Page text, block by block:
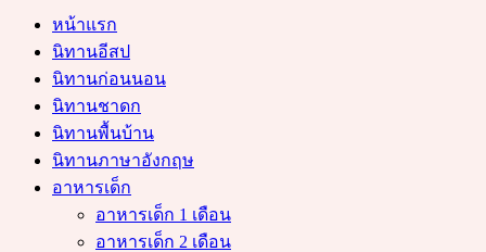
หน้าแรก
นิทานอีสป
นิทานก่อนนอน
นิทานชาดก
นิทานพื้นบ้าน
นิทานภาษาอังกฤษ
อาหารเด็ก
อาหารเด็ก 1 เดือน
อาหารเด็ก 2 เดือน